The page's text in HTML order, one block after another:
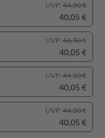
UVP: 44,50 €
40,05 €
UVP: 44,50 €
40,05 €
UVP: 44,50 €
40,05 €
UVP: 44,50 €
40,05 €